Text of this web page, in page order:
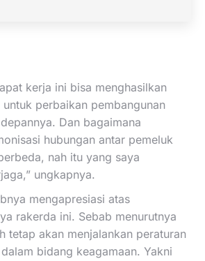
kerja ini bisa menghasilkan
perbaikan pembangunan
Dan bagaimana
hubungan antar pemeluk
nah itu yang saya
ungkapnya.
mengapresiasi atas
rakerda ini. Sebab menurutnya
tetap akan menjalankan peraturan
bidang keagamaan. Yakni